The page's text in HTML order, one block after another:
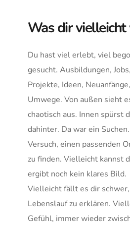
Was dir
Du hast viel erlebt, viel
gesucht. Ausbildungen,
Projekte, Ideen,
Umwege. Von außen sieht
chaotisch aus. Innen spürst
dahinter. Da war ein
Versuch, einen passenden
zu finden. Vielleicht kannst
ergibt noch kein klares Bild.
Vielleicht fällt es dir
Lebenslauf zu erklären.
Gefühl, immer wieder